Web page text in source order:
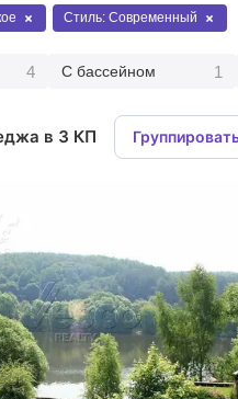
Стиль: Современный
4 С бассейном 1
в 3 КП